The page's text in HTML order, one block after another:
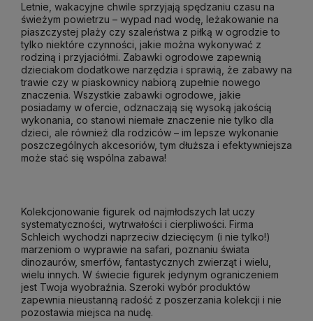
Letnie, wakacyjne chwile sprzyjają spędzaniu czasu na
świeżym powietrzu – wypad nad wodę, leżakowanie na
piaszczystej plaży czy szaleństwa z piłką w ogrodzie to
tylko niektóre czynności, jakie można wykonywać z
rodziną i przyjaciółmi. Zabawki ogrodowe zapewnią
dzieciakom dodatkowe narzędzia i sprawią, że zabawy na
trawie czy w piaskownicy nabiorą zupełnie nowego
znaczenia. Wszystkie zabawki ogrodowe, jakie
posiadamy w ofercie, odznaczają się wysoką jakością
wykonania, co stanowi niemałe znaczenie nie tylko dla
dzieci, ale również dla rodziców – im lepsze wykonanie
poszczególnych akcesoriów, tym dłuższa i efektywniejsza
może stać się wspólna zabawa!
Kolekcjonowanie figurek od najmłodszych lat uczy
systematyczności, wytrwałości i cierpliwości. Firma
Schleich wychodzi naprzeciw dziecięcym (i nie tylko!)
marzeniom o wyprawie na safari, poznaniu świata
dinozaurów, smerfów, fantastycznych zwierząt i wielu,
wielu innych. W świecie figurek jedynym ograniczeniem
jest Twoja wyobraźnia. Szeroki wybór produktów
zapewnia nieustanną radość z poszerzania kolekcji i nie
pozostawia miejsca na nudę.